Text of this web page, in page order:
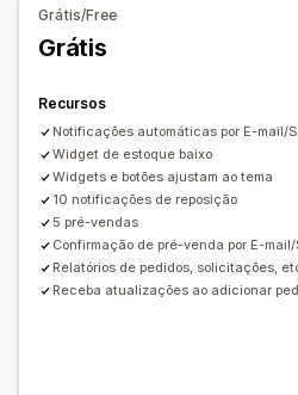
Em vários idiomas
Data de disponibilidade
Pagamentos parciais
Cronogramas de pagamentos
Alertas personalizados
Configurações de alertas
Botão de notificação Listas de
Contador de estoque
Análises e relatórios
Demanda de clientes
Relatórios de desempenho
Acompanhamento de estoque
Grátis/Free
Grátis
Recursos
Notificações automáticas por E-mail/
Widget de estoque baixo
Widgets e botões ajustam ao tema
10 notificações de reposição
5 pré-vendas
Confirmação de pré-venda por E-mail/
Relatórios de pedidos, solicitações,
Receba atualizações ao adicionar